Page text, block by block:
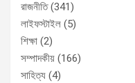
রাজনীতি(341)
লাইফস্টাইল (5)
শিক্ষা (2)
সম্পাদকীয় (166)
সাহিত্য (4)